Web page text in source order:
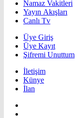
Namaz Vakitleri
Yayın Akışları
Canlı Tv
Üye Giriş
Üye Kayıt
Şifremi Unuttum
İletişim
Künye
İlan